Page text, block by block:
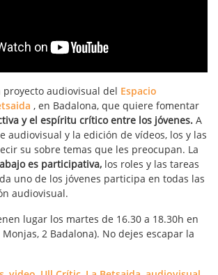
audiovisual del Espacio
, en Badalona, ​​que quiere fomentar
y el espíritu crítico entre los jóvenes. A
audiovisual y la edición de vídeos, los y las
su sobre temas que les preocupan. La
es participativa, los roles y las tareas
uno de los jóvenes participa en todas las
audiovisual.
lugar los martes de 16.30 a 18.30h en
2 Badalona). No dejes escapar la